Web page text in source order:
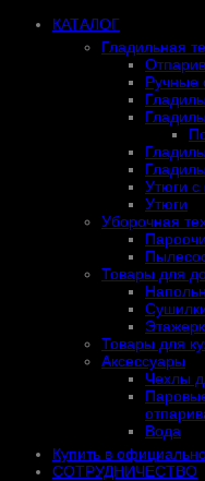
КАТАЛОГ
Гладильная
Ручные
Утюги с
Утюги
Уборочная
Товары для
Товары для
Аксессуары
Чехлы
Вода
Купить в
СОТРУДНИЧЕСТВО